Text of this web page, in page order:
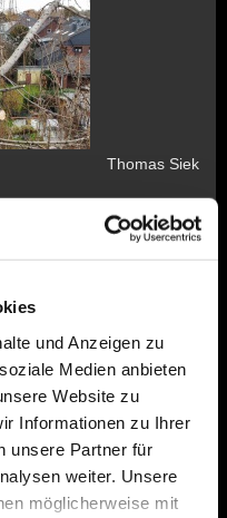
und Anzeigen zu
Medien anbieten
Website zu
Informationen zu Ihrer
unsere Partner für
weiter. Unsere
möglicherweise mit
Thomas Siek
SKT-A / B
Werkstattmeister